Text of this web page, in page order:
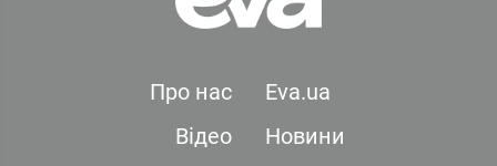
Про нас
Eva.ua
Відео
Новини